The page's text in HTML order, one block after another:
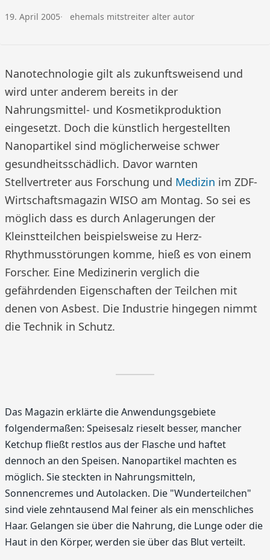
Veröffentlicht am:
19. April 2005 Autor:
ehemals mitstreiter alter autor
Nanotechnologie gilt als zukunftsweisend und
wird unter anderem bereits in der
Nahrungsmittel- und Kosmetikproduktion
eingesetzt. Doch die künstlich hergestellten
Nanopartikel sind möglicherweise schwer
gesundheitsschädlich. Davor warnten
Stellvertreter aus Forschung und Medizin im ZDF-
Wirtschaftsmagazin WISO am Montag. So sei es
möglich dass es durch Anlagerungen der
Kleinstteilchen beispielsweise zu Herz-
Rhythmusstörungen komme, hieß es von einem
Forscher. Eine Medizinerin verglich die
gefährdenden Eigenschaften der Teilchen mit
denen von Asbest. Die Industrie hingegen nimmt
die Technik in Schutz.
Das Magazin erklärte die Anwendungsgebiete
folgendermaßen: Speisesalz rieselt besser, mancher
Ketchup fließt restlos aus der Flasche und haftet
dennoch an den Speisen. Nanopartikel machten es
möglich. Sie steckten in Nahrungsmitteln,
Sonnencremes und Autolacken. Die "Wunderteilchen"
sind viele zehntausend Mal feiner als ein menschliches
Haar. Gelangen sie über die Nahrung, die Lunge oder die
Haut in den Körper, werden sie über das Blut verteilt.